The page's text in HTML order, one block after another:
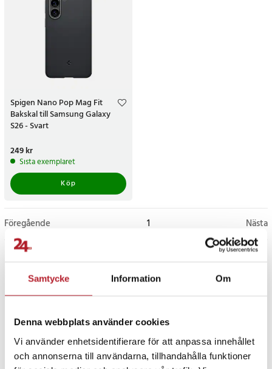
Samtycke Information Om
Denna webbplats använder cookies
Vi använder enhetsidentifierare för att anpassa innehållet
och annonserna till användarna, tillhandahålla funktioner
Spigen Nano Pop Mag Fit
Bakskal till Samsung Galaxy
S26 - Svart
Pris:249 kr
249 kr
Sista exemplaret
Köp
Föregående 1 Nästa